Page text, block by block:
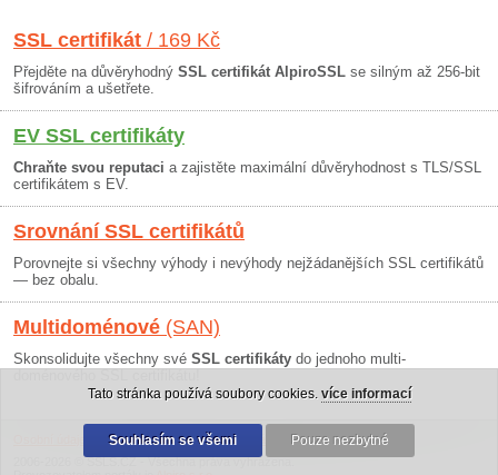
SSL certifikát / 169 Kč
Přejděte na důvěryhodný SSL certifikát AlpiroSSL se silným až 256-bit
šifrováním a ušetřete.
EV SSL certifikáty
Chraňte svou reputaci a zajistěte maximální důvěryhodnost s TLS/SSL
certifikátem s EV.
Srovnání SSL certifikátů
Porovnejte si všechny výhody i nevýhody nejžádanějších SSL certifikátů
— bez obalu.
Multidoménové (SAN)
Skonsolidujte všechny své SSL certifikáty do jednoho multi-
Obchodní podmínky|30 dní záruka
2006-2026 © SSLS.CZ - Všechna práva vyhrazena.
Tato stránka používá soubory cookies. více informací
Souhlasím se všemi Pouze nezbytné